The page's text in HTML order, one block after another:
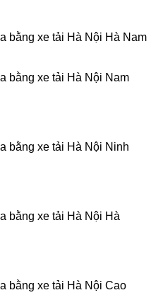
bằng xe tải Hà Nội Hà Nam
bằng xe tải Hà Nội Nam
bằng xe tải Hà Nội Ninh
bằng xe tải Hà Nội Hà
bằng xe tải Hà Nội Cao